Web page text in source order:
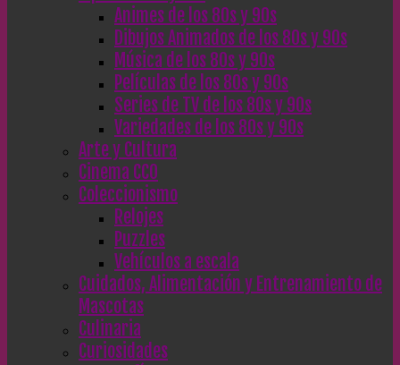
Animes de los 80s y 90s
Dibujos Animados de los 80s y 90s
Música de los 80s y 90s
Películas de los 80s y 90s
Series de TV de los 80s y 90s
Variedades de los 80s y 90s
Arte y Cultura
Cinema CC0
Coleccionismo
Relojes
Puzzles
Vehículos a escala
Cuidados, Alimentación y Entrenamiento de
Mascotas
Culinaria
Curiosidades